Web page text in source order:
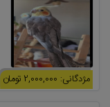
مژدگانی: 2,000,000 تومان